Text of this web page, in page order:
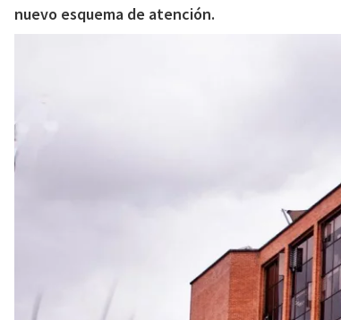
nuevo esquema de atención.